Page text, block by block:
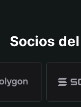
Socios